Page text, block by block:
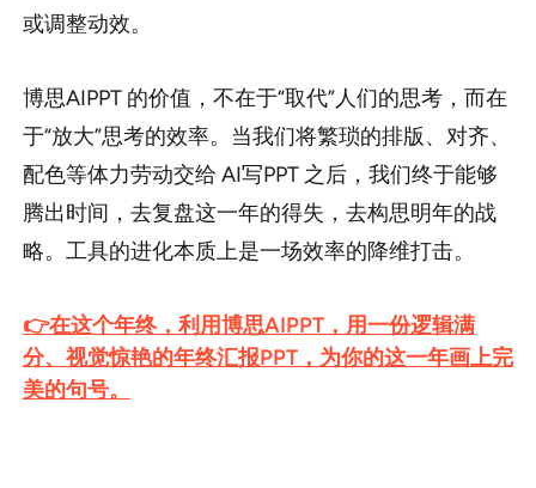
或调整动效。
博思AIPPT 的价值，不在于“取代”人们的思考，而在
于“放大”思考的效率。当我们将繁琐的排版、对齐、
配色等体力劳动交给 AI写PPT 之后，我们终于能够
腾出时间，去复盘这一年的得失，去构思明年的战
略。工具的进化本质上是一场效率的降维打击。
👉在这个年终，利用博思AIPPT，用一份逻辑满
分、视觉惊艳的年终汇报PPT，为你的这一年画上完
美的句号。